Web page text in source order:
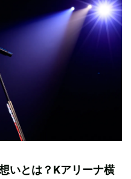
いとは？Kアリーナ横